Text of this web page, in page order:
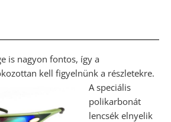
is nagyon fontos, így a
kell figyelnünk a részletekre.
A speciális
polikarbonát
lencsék elnyelik